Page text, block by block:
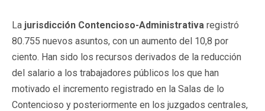
La jurisdicción Contencioso-Administrativa registró
80.755 nuevos asuntos, con un aumento del 10,8 por
ciento. Han sido los recursos derivados de la reducción
del salario a los trabajadores públicos los que han
motivado el incremento registrado en la Salas de lo
Contencioso y posteriormente en los juzgados centrales,